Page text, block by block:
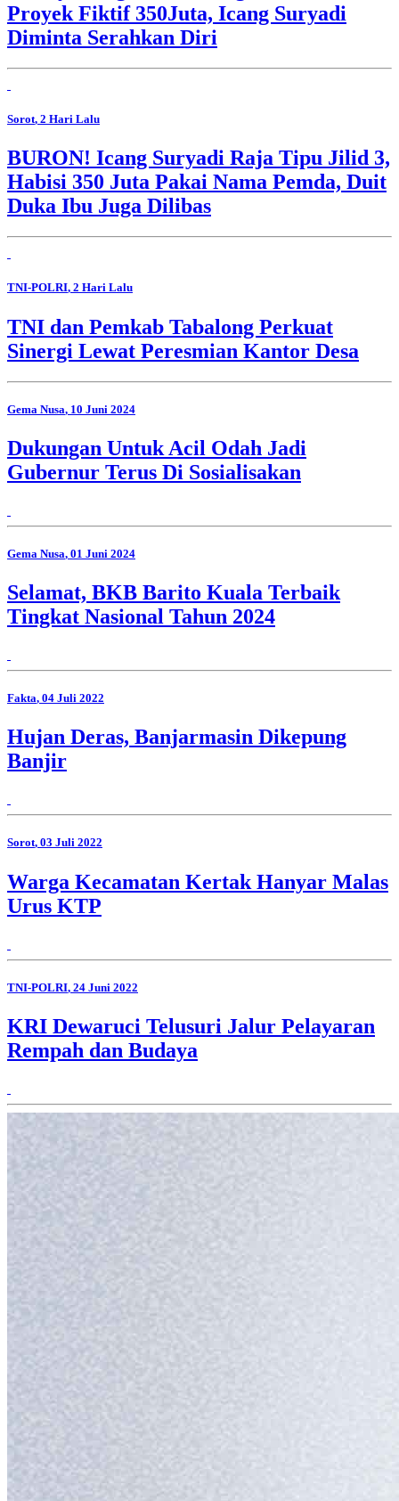
Proyek Fiktif 350Juta, Icang Suryadi
Diminta Serahkan Diri
Sorot, 2 Hari Lalu
BURON! Icang Suryadi Raja Tipu Jilid 3,
Habisi 350 Juta Pakai Nama Pemda, Duit
Duka Ibu Juga Dilibas
TNI-POLRI, 2 Hari Lalu
TNI dan Pemkab Tabalong Perkuat
Sinergi Lewat Peresmian Kantor Desa
Gema Nusa, 10 Juni 2024
Dukungan Untuk Acil Odah Jadi
Gubernur Terus Di Sosialisakan
Gema Nusa, 01 Juni 2024
Selamat, BKB Barito Kuala Terbaik
Tingkat Nasional Tahun 2024
Fakta, 04 Juli 2022
Hujan Deras, Banjarmasin Dikepung
Banjir
Sorot, 03 Juli 2022
Warga Kecamatan Kertak Hanyar Malas
Urus KTP
TNI-POLRI, 24 Juni 2022
KRI Dewaruci Telusuri Jalur Pelayaran
Rempah dan Budaya